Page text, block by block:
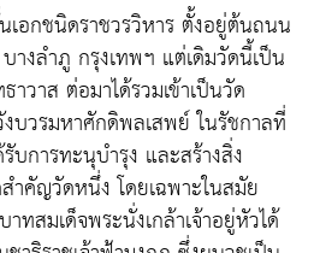
เอกชนิดราชวรวิหาร ตั้งอยู่ต้นถนน
งลำภู กรุงเทพฯ แต่เดิมวัดนี้เป็น
วาส ต่อมาได้รวมเข้าเป็นวัด
บวรมหาศักดิพลเสพย์ ในรัชกาลที่
บการทะนุบำรุง และสร้างสิ่ง
ำคัญวัดหนึ่ง โดยเฉพาะในสมัย
สมเด็จพระนั่งเกล้าเจ้าอยู่หัวได้